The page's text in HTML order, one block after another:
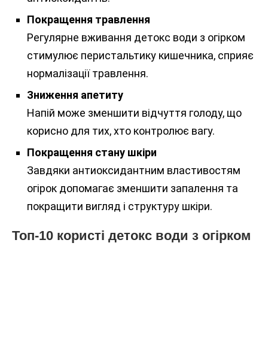
Покращення травлення
Регулярне вживання детокс води з огірком
стимулює перистальтику кишечника, сприяє
нормалізації травлення.
Зниження апетиту
Напій може зменшити відчуття голоду, що
корисно для тих, хто контролює вагу.
Покращення стану шкіри
Завдяки антиоксидантним властивостям
огірок допомагає зменшити запалення та
покращити вигляд і структуру шкіри.
Топ-10 користі детокс води з огірком